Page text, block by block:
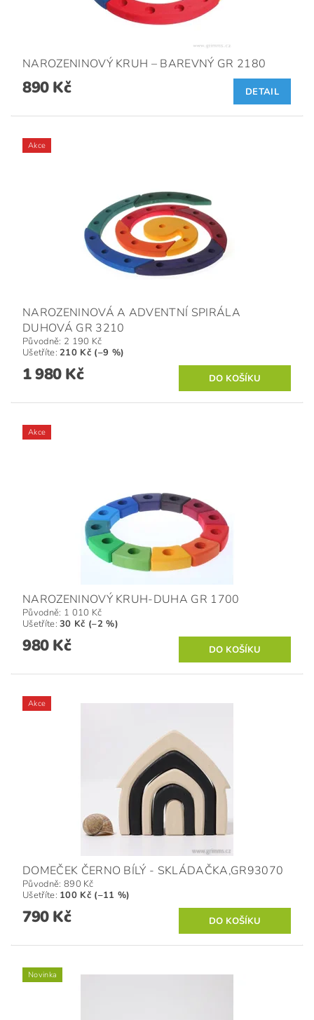
NAROZENINOVÝ KRUH – BAREVNÝ GR 2180
890 Kč DETAIL
Akce
NAROZENINOVÁ A ADVENTNÍ SPIRÁLA
DUHOVÁ GR 3210
Původně: 2 190 Kč
Ušetříte: 210 Kč (–9 %)
1 980 Kč
Akce
NAROZENINOVÝ KRUH-DUHA GR 1700
Původně: 1 010 Kč
Ušetříte:30 Kč (–2 %)
980 Kč
Akce
DOMEČEK ČERNO BÍLÝ - SKLÁDAČKA,GR93070
Původně: 890 Kč
Ušetříte: 100 Kč (–11 %)
790 Kč
Novinka